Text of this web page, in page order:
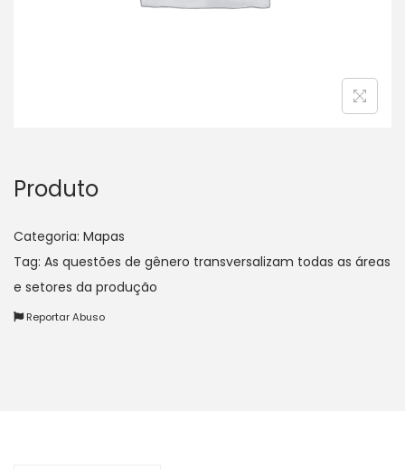
Produto
Categoria: Mapas
Tag: As questões de gênero transversalizam todas as áreas
e setores da produção
Reportar Abuso